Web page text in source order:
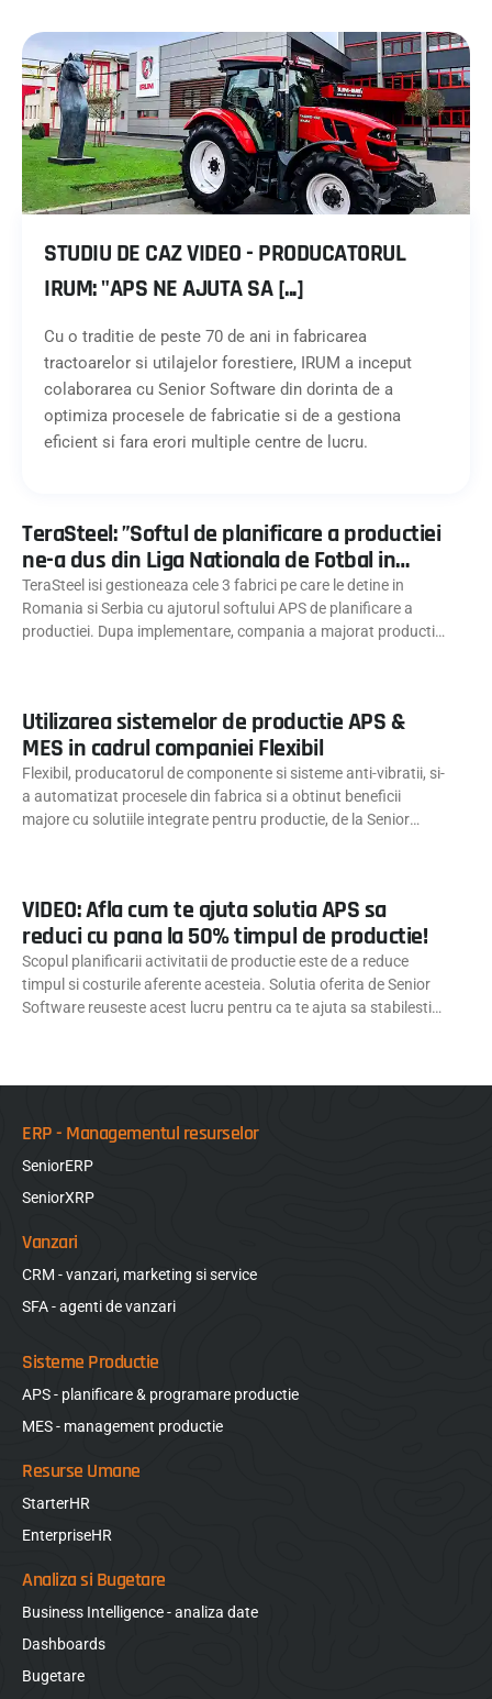
STUDIU DE CAZ VIDEO - PRODUCATORUL
IRUM: "APS NE AJUTA SA [...]
Cu o traditie de peste 70 de ani in fabricarea
tractoarelor si utilajelor forestiere, IRUM a inceput
colaborarea cu Senior Software din dorinta de a
optimiza procesele de fabricatie si de a gestiona
eficient si fara erori multiple centre de lucru.
TeraSteel: ”Softul de planificare a productiei
ne-a dus din Liga Nationala de Fotbal in
Campionatul European”
TeraSteel isi gestioneaza cele 3 fabrici pe care le detine in
Romania si Serbia cu ajutorul softului APS de planificare a
productiei. Dupa implementare, compania a majorat productia
Utilizarea sistemelor de productie APS &
MES in cadrul companiei Flexibil
Flexibil, producatorul de componente si sisteme anti-vibratii, si-
a automatizat procesele din fabrica si a obtinut beneficii
majore cu solutiile integrate pentru productie, de la Senior
VIDEO: Afla cum te ajuta solutia APS sa
reduci cu pana la 50% timpul de productie!
Scopul planificarii activitatii de productie este de a reduce
timpul si costurile aferente acesteia. Solutia oferita de Senior
Software reuseste acest lucru pentru ca te ajuta sa stabilesti
ERP - Managementul resurselor
SeniorERP
SeniorXRP
Vanzari
CRM - vanzari, marketing si service
SFA - agenti de vanzari
Sisteme Productie
APS - planificare & programare productie
MES - management productie
Resurse Umane
StarterHR
EnterpriseHR
Analiza si Bugetare
Business Intelligence - analiza date
Dashboards
Bugetare